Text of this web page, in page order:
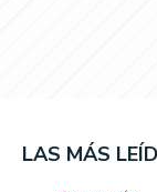
LAS MÁS